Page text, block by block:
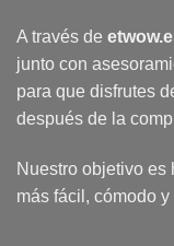
A través de
junto con
para que disfrutes
después de la
Nuestro objetivo es
más fácil, cómodo